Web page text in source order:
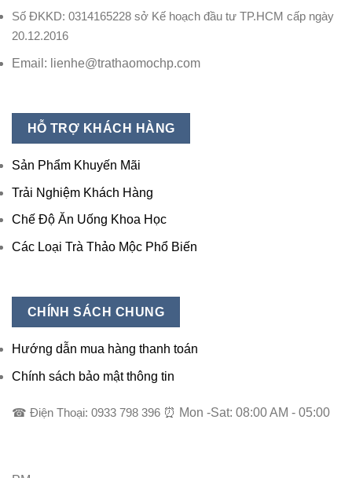
Số ĐKKD: 0314165228 sở Kế hoạch đầu tư TP.HCM cấp ngày
20.12.2016
Email: lienhe@trathaomochp.com
HỖ TRỢ KHÁCH HÀNG
Sản Phẩm Khuyến Mãi
Trải Nghiệm Khách Hàng
Chế Độ Ăn Uống Khoa Học
Các Loại Trà Thảo Mộc Phổ Biến
CHÍNH SÁCH CHUNG
Hướng dẫn mua hàng thanh toán
Chính sách bảo mật thông tin
☎ Điện Thoại: 0933 798 396 ⏰ Mon -Sat: 08:00 AM - 05:00